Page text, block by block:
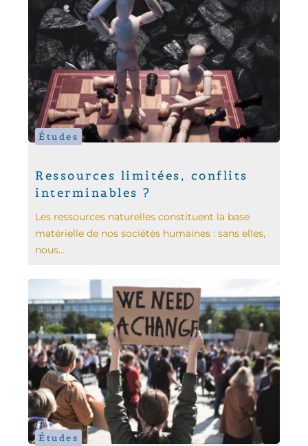
Études
Ressources limitées, conflits
interminables ?
Les ressources naturelles constituent la base
matérielle de nos sociétés humaines : sans elles,
nous...
Études